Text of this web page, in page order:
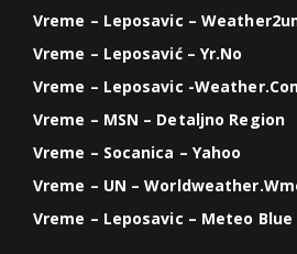
Vreme – Leposavic –
Vreme – Leposavić – Yr.no
Vreme – Leposavic -
Vreme – MSN – Detaljno Region
Vreme – Socanica – Yahoo
Vreme – UN –
Vreme – Leposavic – Meteo Blue